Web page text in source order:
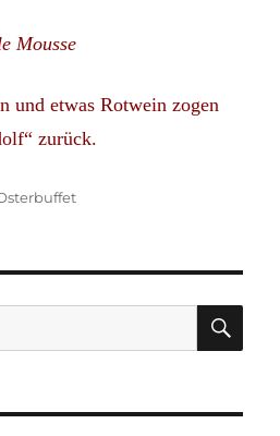
Mousse
und etwas Rotwein zogen
zurück.